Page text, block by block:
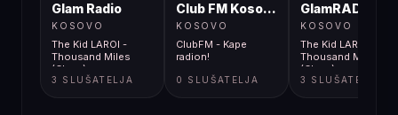
Glam Radio
KOSOVO
The Kid LAROI -
Thousand Miles
(Clean)
3 SLUŠATELJA
Club FM Kosovë
KOSOVO
ClubFM - Kape
radion!
0 SLUŠATELJA
GlamRADIO
KOSOVO
The Kid LAROI -
Thousand Miles
(Clean)
3 SLUŠATELJA